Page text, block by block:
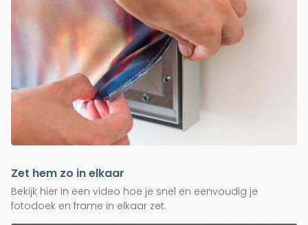
Zet hem zo in elkaar
Bekijk hier in een video hoe je snel en eenvoudig je
fotodoek en frame in elkaar zet.